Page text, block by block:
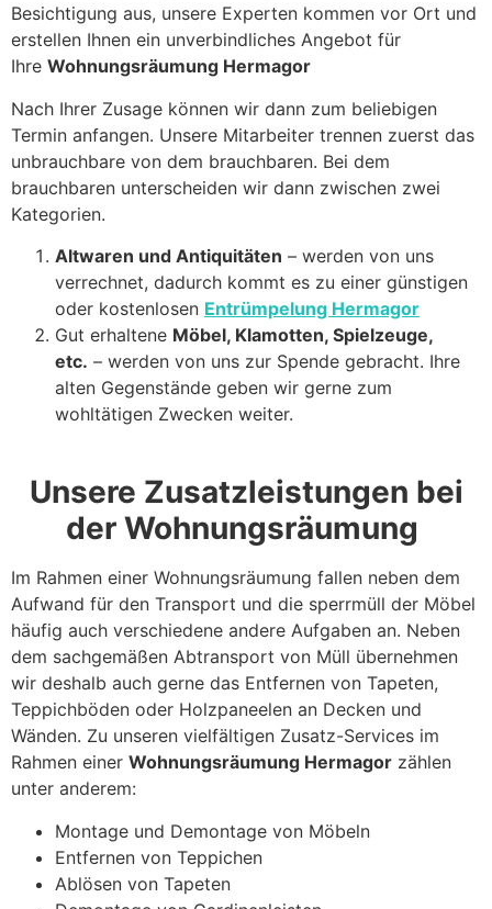
Besichtigung aus, unsere Experten kommen vor Ort und
erstellen Ihnen ein unverbindliches Angebot für
Ihre Wohnungsräumung Hermagor
Nach Ihrer Zusage können wir dann zum beliebigen
Termin anfangen. Unsere Mitarbeiter trennen zuerst das
unbrauchbare von dem brauchbaren. Bei dem
brauchbaren unterscheiden wir dann zwischen zwei
Kategorien.
Altwaren und Antiquitäten – werden von uns
verrechnet, dadurch kommt es zu einer günstigen
oder kostenlosen Entrümpelung Hermagor
Gut erhaltene Möbel, Klamotten, Spielzeuge,
etc. – werden von uns zur Spende gebracht. Ihre
alten Gegenstände geben wir gerne zum
wohltätigen Zwecken weiter.
Unsere Zusatzleistungen bei
der Wohnungsräumung
Im Rahmen einer Wohnungsräumung fallen neben dem
Aufwand für den Transport und die sperrmüll der Möbel
häufig auch verschiedene andere Aufgaben an. Neben
dem sachgemäßen Abtransport von Müll übernehmen
wir deshalb auch gerne das Entfernen von Tapeten,
Teppichböden oder Holzpaneelen an Decken und
Wänden. Zu unseren vielfältigen Zusatz-Services im
Rahmen einer Wohnungsräumung Hermagor zählen
unter anderem:
Montage und Demontage von Möbeln
Entfernen von Teppichen
Ablösen von Tapeten